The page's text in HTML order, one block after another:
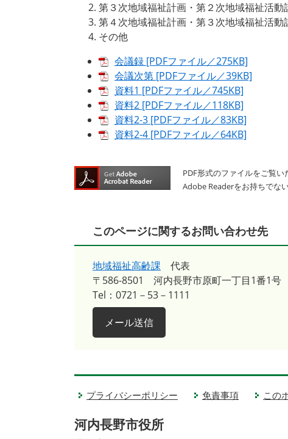
第３次地域福祉計画・第２次地域福祉活
第４次地域福祉計画・第３次地域福祉活動
その他
会議録 [PDFファイル／275KB]
会議次第 [PDFファイル／39KB]
資料1 [PDFファイル／745KB]
資料2 [PDFファイル／118KB]
資料2-3 [PDFファイル／83KB]
資料2-4 [PDFファイル／64KB]
PDF形式のファイルをご覧
Adobe Readerをお持ちでな
このページに関するお問い合わせ先
地域福祉高齢課
代表
〒586-8501
河内長野市原町一丁目1番1号
Tel：0721－53－1111
メール送信
プライバシーポリシー 免責事項 この
河内長野市役所